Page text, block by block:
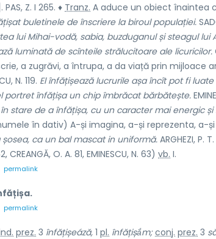
Z. I 265. ♦ Tranz. A aduce un obiect înaintea
buletinele de înscriere la biroul populației.
lui Mihai-vodă, sabia, buzduganul și steagul lui
luminată de scînteile strălucitoare ale licuricilor.
a zugrăvi, a întrupa, a da viață prin mijloace
N. 119. El înfățișează lucrurile așa încît pot fi
portret înfățișa un chip îmbrăcat bărbătește.
stare de a înfățișa, cu un caracter mai energic
în dativ) A-și imagina, a-și reprezenta, a-
ca un bal mascat in uniformă. ARGHEZI, P.
CREANGĂ, O. A. 81, EMINESCU, N. 63) vb. I.
permalink
permalink
prez. 3 înfățișeáză, 1 pl. înfățișắm; conj. prez. 3